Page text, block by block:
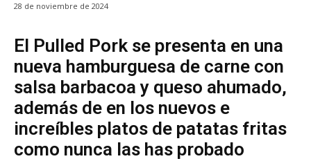
28 de noviembre de 2024
El Pulled Pork se presenta en una
nueva hamburguesa de carne con
salsa barbacoa y queso ahumado,
además de en los nuevos e
increíbles platos de patatas fritas
como nunca las has probado